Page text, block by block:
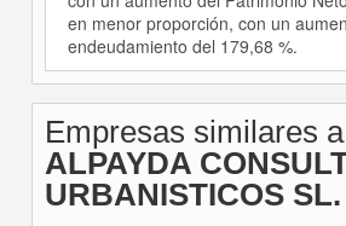
en menor proporción, con un
endeudamiento del 179,68 %.
Empresas similares a
ALPAYDA
URBANISTICOS SL.